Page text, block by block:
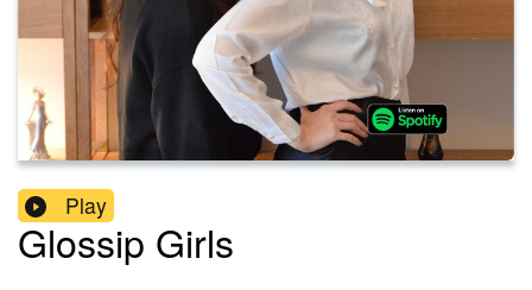
Play
Glossip Girls